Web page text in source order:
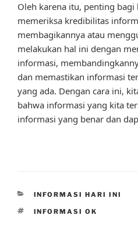
Oleh karena itu, penting bagi
memeriksa kredibilitas
membagikannya atau
melakukan hal ini dengan
informasi,
dan memastikan informasi
yang ada. Dengan cara ini,
bahwa informasi yang kita
informasi yang benar dan
CATEGORIES
INFORMASI HARI INI
TAGS
INFORMASI OK